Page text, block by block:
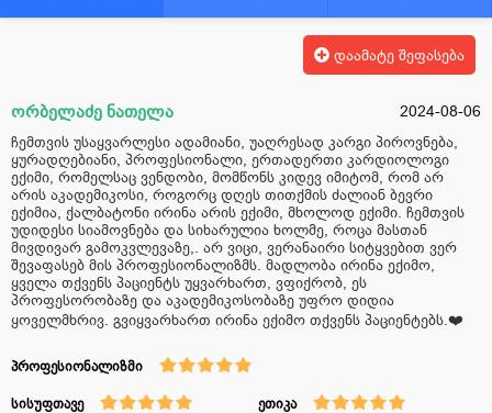
დაამატე შეფასება
ორბელაძე ნათელა
2024-08-06
ჩემთვის უსაყვარლესი ადამიანი, უაღრესად კარგი პიროვნება,
ყურადღებიანი, პროფესიონალი, ერთადერთი კარდიოლოგი
ექიმი, რომელსაც ვენდობი, მომწონს კიდევ იმიტომ, რომ არ
არის აკადემიკოსი, როგორც დღეს თითქმის ძალიან ბევრი
ექიმია, ქალბატონი ირინა არის ექიმი, მხოლოდ ექიმი. ჩემთვის
უდიდესი სიამოვნება და სიხარულია ხოლმე, როცა მასთან
მივდივარ გამოკვლევაზე,. არ ვიცი, ვერანაირი სიტყვებით ვერ
შევაფასებ მის პროფესიონალიზმს. მადლობა ირინა ექიმო,
ყველა თქვენს პაციენტს უყვარხართ, ვფიქრობ, ეს
პროფესორობაზე და აკადემიკოსობაზე უფრო დიდია
ყოველმხრივ. გვიყვარხართ ირინა ექიმო თქვენს პაციენტებს.❤️
პროფესიონალიზმი
სისუფთავე ეთიკა